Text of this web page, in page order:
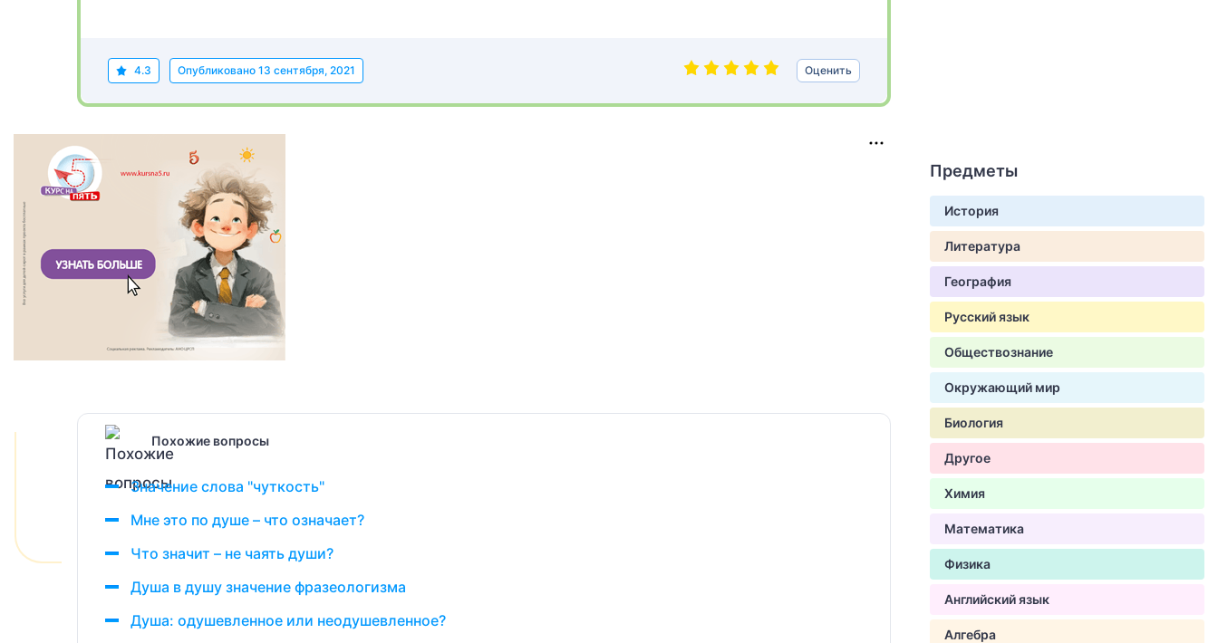
4.3 Опубликовано 13 сентября, 2021 Оценить
Похожие вопросы
Значение слова "чуткость"
Мне это по душе – что означает?
Что значит – не чаять души?
Душа в душу значение фразеологизма
Душа: одушевленное или неодушевленное?
Предметы
История
Литература
География
Русский язык
Обществознание
Окружающий мир
Биология
Другое
Химия
Математика
Физика
Английский язык
Алгебра